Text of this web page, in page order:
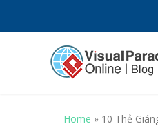
Home » 10 Thẻ